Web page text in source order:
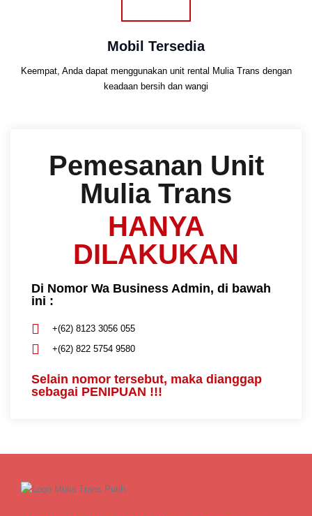
Mobil Tersedia
Keempat, Anda dapat menggunakan unit rental Mulia Trans dengan
keadaan bersih dan wangi
Pemesanan Unit
Mulia Trans
HANYA
DILAKUKAN
Di Nomor Wa Business Admin, di bawah
ini :
+(62) 8123 3056 055
+(62) 822 5754 9580
Selain nomor tersebut, maka dianggap
sebagai PENIPUAN !!!